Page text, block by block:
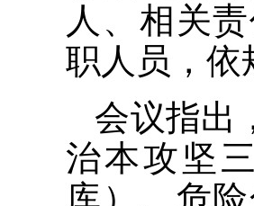
人、相关
职人员，依
会议指出
治本攻坚